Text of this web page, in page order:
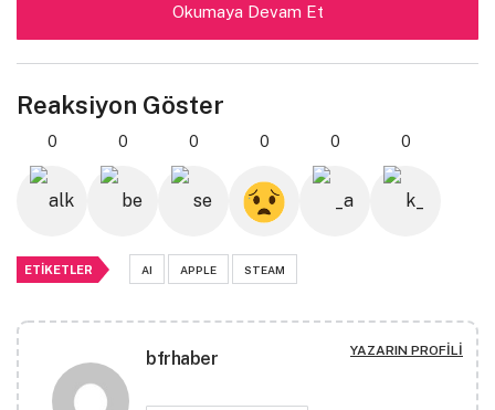
posuere, malesuada nibh a, pulvinar risus. Aenean eu ex
ut elit tempus vulputate. Phasellus semper purus
faucibus sem gravida, vitae elementum ex lobortis.
Nam finibus mauris eget hendrerit egestas.
Suspendisse aliquam nunc non dignissim gravida.
Nam auctor sapien sem, sit amet euismod purus
tincidunt non.
Curabitur sed suscipit justo, id molestie
dui. Nunc iaculis ipsum vitae mi tempor, nec facilisis
Windows 11 kullanıcıları,
cihazlarının batarya
kullanımını kolaylıkla analiz
Okumaya Devam Et
Reaksiyon Göster
0 0 0 0 0 0
ETIKETLER AI APPLE STEAM
bfrhaber YAZARIN PROFILI